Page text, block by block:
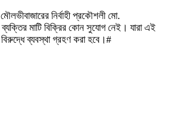
নির্বাহী প্রকৌশলী মো.
মাটি বিক্রির কোন সুযোগ নেই। যারা এই
ব্যবস্থা গ্রহণ করা হবে।#